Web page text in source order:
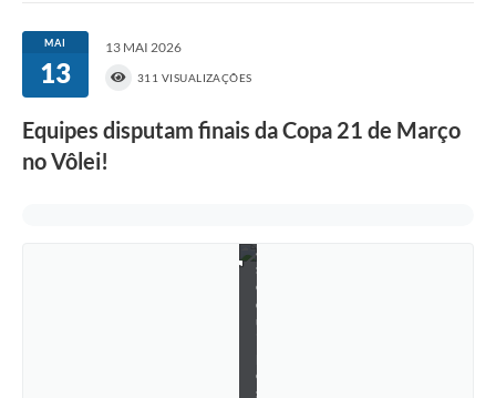
MAI
13
13 MAI 2026
311 VISUALIZAÇÕES
Equipes disputam finais da Copa 21 de Março
no Vôlei!
F
a
s
e
q
u
e
s